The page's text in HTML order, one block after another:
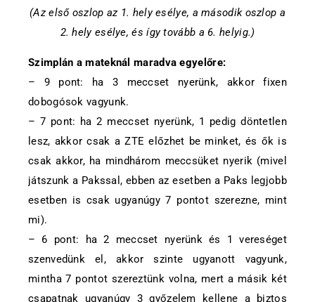
(Az első oszlop az 1. hely esélye, a második oszlop a
2. hely esélye, és így tovább a 6. helyig.)
Szimplán a mateknál maradva egyelőre:
– 9 pont: ha 3 meccset nyerünk, akkor fixen
dobogósok vagyunk.
– 7 pont: ha 2 meccset nyerünk, 1 pedig döntetlen
lesz, akkor csak a ZTE előzhet be minket, és ők is
csak akkor, ha mindhárom meccsüket nyerik (mivel
játszunk a Pakssal, ebben az esetben a Paks legjobb
esetben is csak ugyanúgy 7 pontot szerezne, mint
mi).
– 6 pont: ha 2 meccset nyerünk és 1 vereséget
szenvedünk el, akkor szinte ugyanott vagyunk,
mintha 7 pontot szereztünk volna, mert a másik két
csapatnak ugyanúgy 3 győzelem kellene a biztos